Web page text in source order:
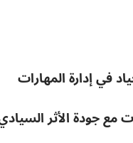
في إدارة المهارات
مع جودة الأثر